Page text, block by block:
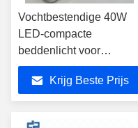
Vochtbestendige 40W
LED-compacte
beddenlicht voor
trappenput
Krijg Beste Prijs